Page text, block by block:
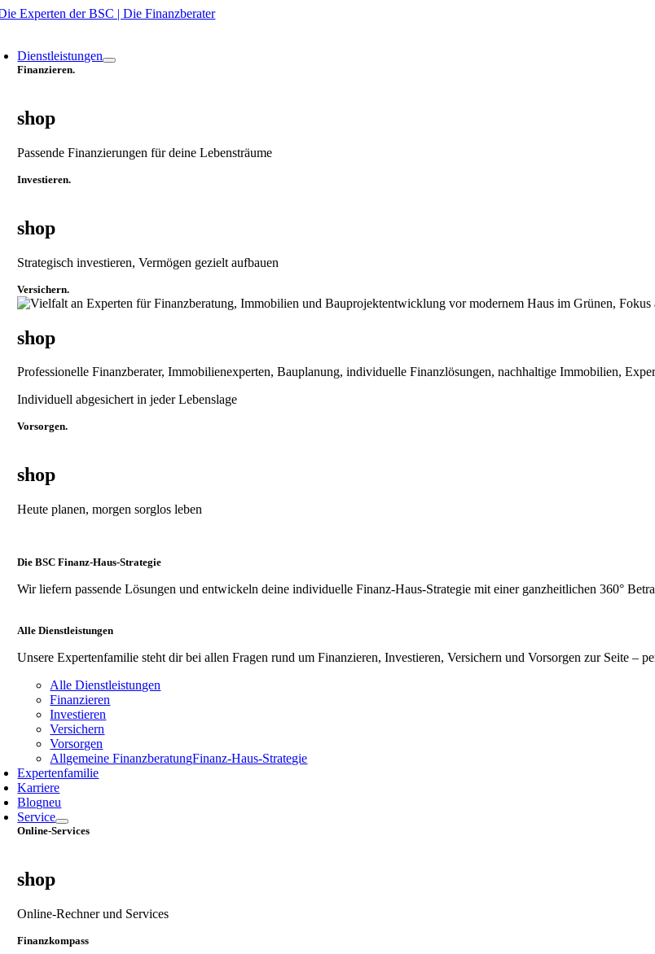
Zum
Dienstleistungen
Finanzieren.
shop
Passende Finanzierungen für deine Lebensträume
Investieren.
shop
Strategisch investieren, Vermögen gezielt aufbauen
Versichern.
shop
Professionelle Finanzberater, Immobilienexperten, Bauplanung, individuelle Finanzlösungen, nachhaltige Immobilien,
Individuell abgesichert in jeder Lebenslage
Vorsorgen.
shop
Heute planen, morgen sorglos leben
Die BSC Finanz-Haus-Strategie
Wir liefern passende Lösungen und entwickeln deine individuelle Finanz-Haus-Strategie mit einer ganzheitlichen 360°
Alle Dienstleistungen
Unsere Expertenfamilie steht dir bei allen Fragen rund um Finanzieren, Investieren, Versichern und Vorsorgen zur Seite –
Alle Dienstleistungen
Finanzieren
Investieren
Versichern
Vorsorgen
Allgemeine FinanzberatungFinanz‑Haus‑Strategie
Expertenfamilie
Karriere
Blogneu
Service
Online-Services
shop
Online-Rechner und Services
Finanzkompass